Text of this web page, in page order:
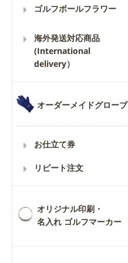
ゴルフボールフラワー
海外発送対応商品
(International
delivery）
オーダーメイドグローブ
お仕立て券
リピート注文
オリジナル印刷・
名入れ ゴルフマーカー